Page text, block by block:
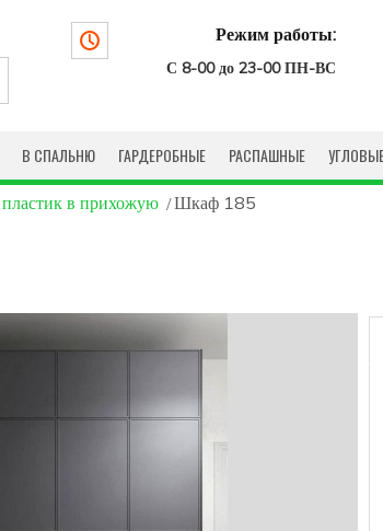
Режим работы:
С 8-00 до 23-00 ПН-ВС
В СПАЛЬНЮ ГАРДЕРОБНЫЕ РАСПАШНЫЕ
в прихожую Шкаф 185